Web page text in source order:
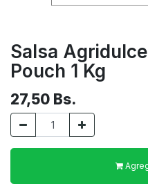
Salsa
Pouch 1 Kg
27,50 Bs.